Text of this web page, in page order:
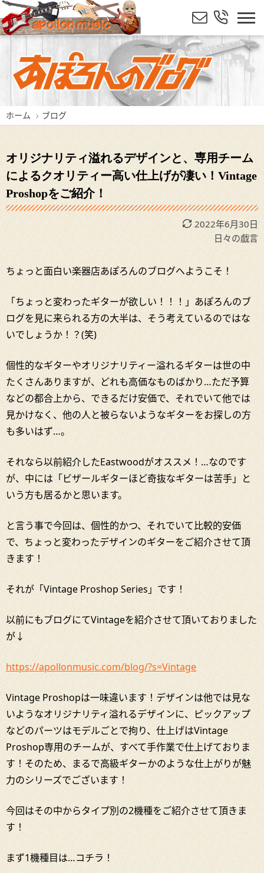
ホーム ブログ
オリジナリティ溢れるデザインと、専用チーム
によるクオリティー高い仕上げが凄い！Vintage
Proshopをご紹介！
2022年6月30日
日々の戯言
ちょっと面白い楽器店あぽろんのブログへようこそ！
「ちょっと変わったギターが欲しい！！！」あぽろんのブ
ログを見に来られる方の大半は、そう考えているのではな
いでしょうか！？(笑)
個性的なギターやオリジナリティー溢れるギターは世の中
たくさんありますが、どれも高価なものばかり…ただ予算
などの都合上から、できるだけ安価で、それでいて他では
見かけなく、他の人と被らないようなギターをお探しの方
も多いはず…。
それなら以前紹介したEastwoodがオススメ！…なのです
が、中には「ビザールギターほど奇抜なギターは苦手」と
いう方も居るかと思います。
と言う事で今回は、個性的かつ、それでいて比較的安価
で、ちょっと変わったデザインのギターをご紹介させて頂
きます！
それが「Vintage Proshop Series」です！
以前にもブログにてVintageを紹介させて頂いておりました
が↓
https://apollonmusic.com/blog/?s=Vintage
Vintage Proshopは一味違います！デザインは他では見な
いようなオリジナリティ溢れるデザインに、ピックアップ
などのパーツはモデルごとで拘り、仕上げはVintage
Proshop専用のチームが、すべて手作業で仕上げておりま
す！そのため、まるで高級ギターかのような仕上がりが魅
力のシリーズでございます！
今回はその中からタイプ別の2機種をご紹介させて頂きま
す！
まず1機種目は…コチラ！